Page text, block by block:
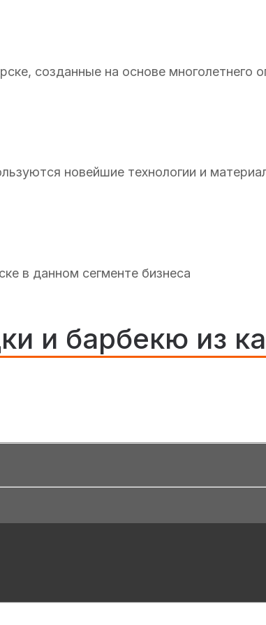
созданные на основе многолетнего
новейшие технологии и
в данном сегменте бизнеса
и барбекю из